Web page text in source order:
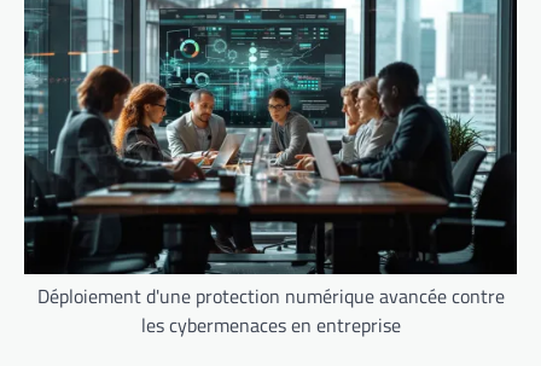
Déploiement d'une protection numérique avancée contre
les cybermenaces en entreprise